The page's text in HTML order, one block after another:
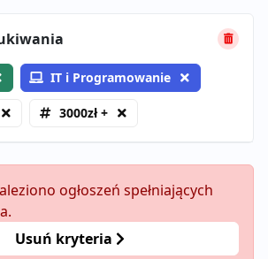
IT i Programowanie
3000zł +
ogłoszeń spełniających
Usuń kryteria